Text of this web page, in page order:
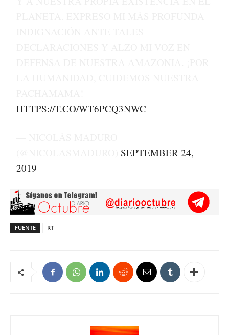
HTTPS://T.CO/WT6PCQ3NWC
(@NICOLASMADURO)SEPTEMBER 24,
2019
FUENTE RT